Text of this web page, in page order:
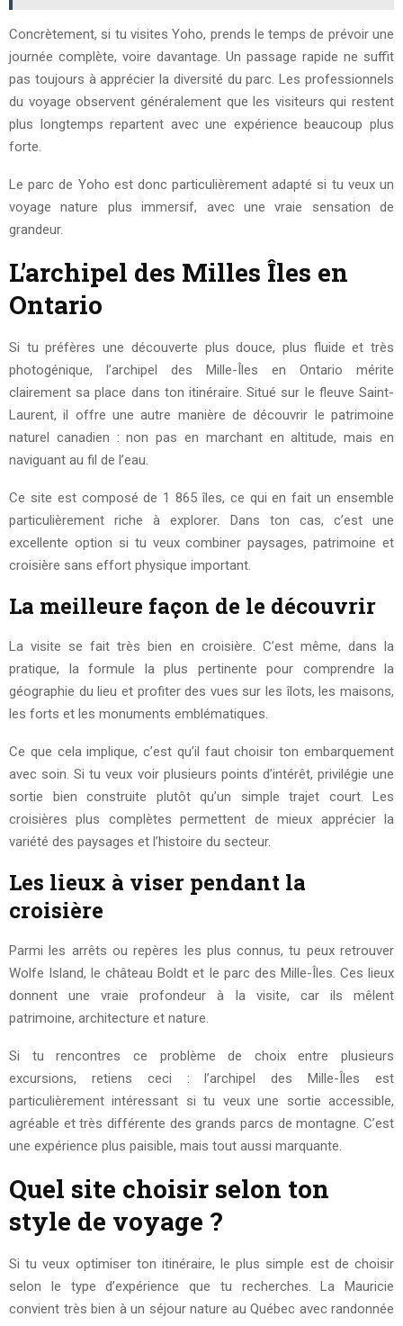
Concrètement, si tu visites Yoho, prends le temps de prévoir une
journée complète, voire davantage. Un passage rapide ne suffit
pas toujours à apprécier la diversité du parc. Les professionnels
du voyage observent généralement que les visiteurs qui restent
plus longtemps repartent avec une expérience beaucoup plus
forte.
Le parc de Yoho est donc particulièrement adapté si tu veux un
voyage nature plus immersif, avec une vraie sensation de
grandeur.
L’archipel des Milles Îles en
Ontario
Si tu préfères une découverte plus douce, plus fluide et très
photogénique, l’archipel des Mille-Îles en Ontario mérite
clairement sa place dans ton itinéraire. Situé sur le fleuve Saint-
Laurent, il offre une autre manière de découvrir le patrimoine
naturel canadien : non pas en marchant en altitude, mais en
naviguant au fil de l’eau.
Ce site est composé de 1 865 îles, ce qui en fait un ensemble
particulièrement riche à explorer. Dans ton cas, c’est une
excellente option si tu veux combiner paysages, patrimoine et
croisière sans effort physique important.
La meilleure façon de le découvrir
La visite se fait très bien en croisière. C’est même, dans la
pratique, la formule la plus pertinente pour comprendre la
géographie du lieu et profiter des vues sur les îlots, les maisons,
les forts et les monuments emblématiques.
Ce que cela implique, c’est qu’il faut choisir ton embarquement
avec soin. Si tu veux voir plusieurs points d’intérêt, privilégie une
sortie bien construite plutôt qu’un simple trajet court. Les
croisières plus complètes permettent de mieux apprécier la
variété des paysages et l’histoire du secteur.
Les lieux à viser pendant la
croisière
Parmi les arrêts ou repères les plus connus, tu peux retrouver
Wolfe Island, le château Boldt et le parc des Mille-Îles. Ces lieux
donnent une vraie profondeur à la visite, car ils mêlent
patrimoine, architecture et nature.
Si tu rencontres ce problème de choix entre plusieurs
excursions, retiens ceci : l’archipel des Mille-Îles est
particulièrement intéressant si tu veux une sortie accessible,
agréable et très différente des grands parcs de montagne. C’est
une expérience plus paisible, mais tout aussi marquante.
Quel site choisir selon ton
style de voyage ?
Si tu veux optimiser ton itinéraire, le plus simple est de choisir
selon le type d’expérience que tu recherches. La Mauricie
convient très bien à un séjour nature au Québec avec randonnée